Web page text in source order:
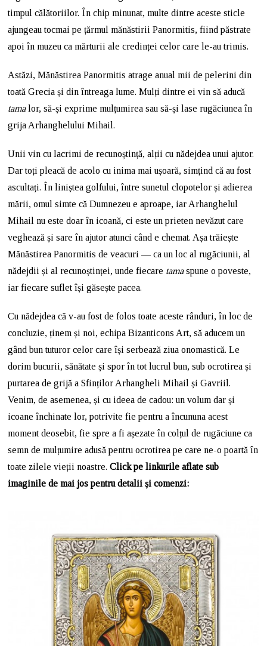
timpul călătoriilor. În chip minunat, multe dintre aceste sticle
ajungeau tocmai pe țărmul mănăstirii Panormitis, fiind păstrate
apoi în muzeu ca mărturii ale credinței celor care le-au trimis.
Astăzi, Mănăstirea Panormitis atrage anual mii de pelerini din
toată Grecia și din întreaga lume. Mulți dintre ei vin să aducă
tamalor, să-și exprime mulțumirea sau să-și lase rugăciunea în
grija Arhanghelului Mihail.
Unii vin cu lacrimi de recunoștință, alții cu nădejdea unui ajutor.
Dar toți pleacă de acolo cu inima mai ușoară, simțind că au fost
ascultați. În liniștea golfului, între sunetul clopotelor și adierea
mării, omul simte că Dumnezeu e aproape, iar Arhanghelul
Mihail nu este doar în icoană, ci este un prieten nevăzut care
veghează și sare în ajutor atunci când e chemat. Așa trăiește
Mănăstirea Panormitis de veacuri — ca un loc al rugăciunii, al
nădejdii și al recunoștinței, unde fiecare tamaspune o poveste,
iar fiecare suflet își găsește pacea.
Cu nădejdea că v-au fost de folos toate aceste rânduri, în loc de
concluzie, ținem și noi, echipa Bizanticons Art, să aducem un
gând bun tuturor celor care își serbează ziua onomastică. Le
dorim bucurii, sănătate și spor în tot lucrul bun, sub ocrotirea și
purtarea de grijă a Sfinților Arhangheli Mihail și Gavriil.
Venim, de asemenea, și cu ideea de cadou: un volum dar și
icoane închinate lor, potrivite fie pentru a încununa acest
moment deosebit, fie spre a fi așezate în colțul de rugăciune ca
semn de mulțumire adusă pentru ocrotirea pe care ne-o poartă în
toate zilele vieții noastre.Click pe linkurile aflate sub
imaginile de mai jos pentru detalii și comenzi: